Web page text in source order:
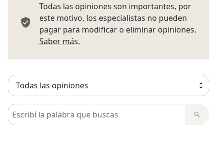
Todas las opiniones son importantes, por
este motivo, los especialistas no pueden
pagar para modificar o eliminar opiniones.
Saber más.
Busca en opiniones